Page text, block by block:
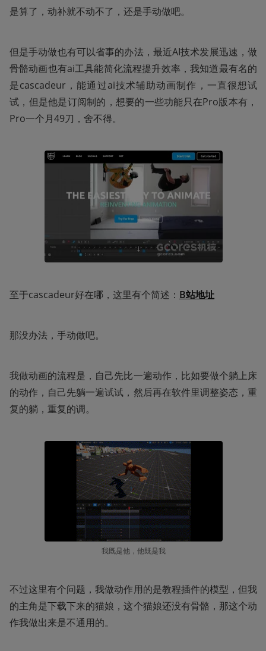
是算了，动补就不动不了，还是手动做吧。
但是手动做也有可以省事的办法，最近AI技术发展迅速，做
骨骼动画也有ai工具能简化流程提升效率，我知道最有名的
是cascadeur，能通过ai技术辅助动画制作，一直很想试
试，但是他是订阅制的，想要的一些功能只在Pro版本有，
Pro一个月49刀，舍不得。
至于cascadeur好在哪，这里有个简述： B站地址
那没办法，手动做吧。
我做动画的流程是，自己先比一遍动作，比如要做个躺上床
的动作，自己先躺一遍试试，然后再在软件里调整姿态，重
复的躺，重复的调。
我既是他，他既是我
不过这里有个问题，我做动作用的是教程插件的模型，但我
的主角是下载下来的猫娘，这个猫娘还没有骨骼，那这个动
作我做出来是不通用的。